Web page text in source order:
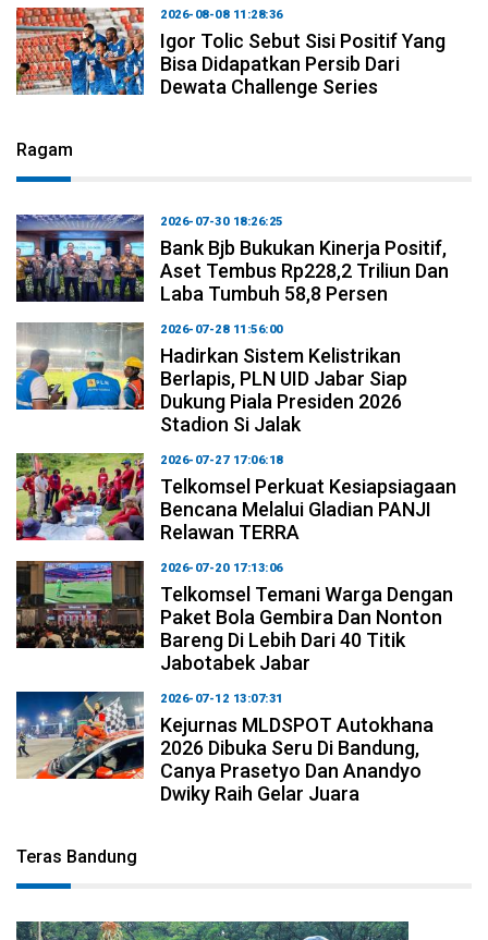
2026-08-08 11:28:36
Igor Tolic Sebut Sisi Positif Yang
Bisa Didapatkan Persib Dari
Dewata Challenge Series
Ragam
2026-07-30 18:26:25
Bank Bjb Bukukan Kinerja Positif,
Aset Tembus Rp228,2 Triliun Dan
Laba Tumbuh 58,8 Persen
2026-07-28 11:56:00
Hadirkan Sistem Kelistrikan
Berlapis, PLN UID Jabar Siap
Dukung Piala Presiden 2026
Stadion Si Jalak
2026-07-27 17:06:18
Telkomsel Perkuat Kesiapsiagaan
Bencana Melalui Gladian PANJI
Relawan TERRA
2026-07-20 17:13:06
Telkomsel Temani Warga Dengan
Paket Bola Gembira Dan Nonton
Bareng Di Lebih Dari 40 Titik
Jabotabek Jabar
2026-07-12 13:07:31
Kejurnas MLDSPOT Autokhana
2026 Dibuka Seru Di Bandung,
Canya Prasetyo Dan Anandyo
Dwiky Raih Gelar Juara
Teras Bandung